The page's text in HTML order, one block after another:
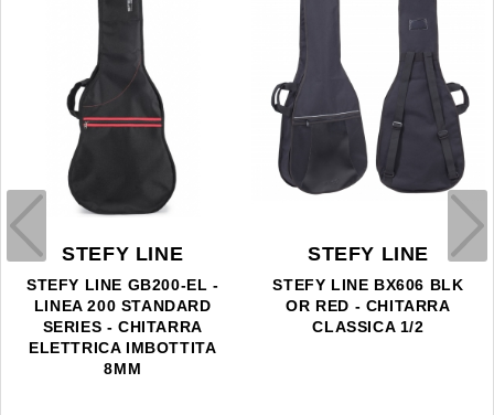
STEFY LINE
STEFY LINE GB200-EL -
LINEA 200 STANDARD
SERIES - CHITARRA
ELETTRICA IMBOTTITA
8MM
STEFY LINE
STEFY LINE BX606 BLK
OR RED - CHITARRA
CLASSICA 1/2